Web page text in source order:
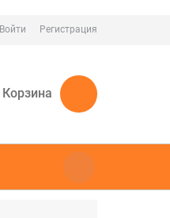
Войти Регистрация
Корзина